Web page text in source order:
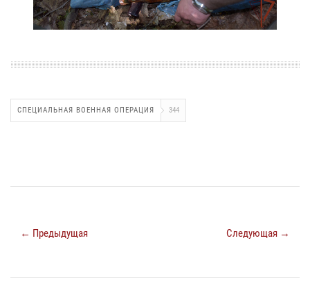
СПЕЦИАЛЬНАЯ ВОЕННАЯ ОПЕРАЦИЯ 344
← Предыдущая Следующая →